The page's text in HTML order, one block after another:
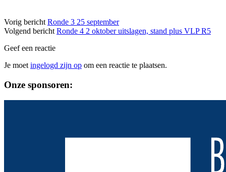
Vorig bericht Ronde 3 25 september
Volgend bericht Ronde 4 2 oktober uitslagen, stand plus VLP R5
Geef een reactie
Je moetingelogd zijn op om een reactie te plaatsen.
Sidebar
Onze sponsoren: